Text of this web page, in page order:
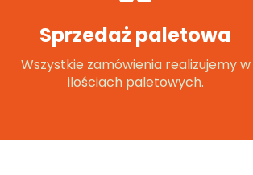
Sprzedaż paletowa
Wszystkie zamówienia realizujemy w
ilościach paletowych.